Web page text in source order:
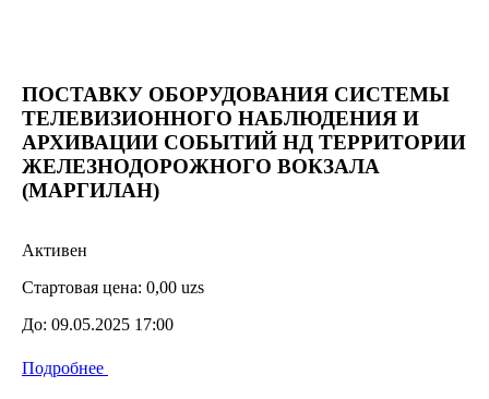
ПОСТАВКУ ОБОРУДОВАНИЯ СИСТЕМЫ
ТЕЛЕВИЗИОННОГО НАБЛЮДЕНИЯ И
АРХИВАЦИИ СОБЫТИЙ НД ТЕРРИТОРИИ
ЖЕЛЕЗНОДОРОЖНОГО ВОКЗАЛА
(МАРГИЛАН)
Активен
Стартовая цена: 0,00 uzs
До: 09.05.2025 17:00
Подробнее